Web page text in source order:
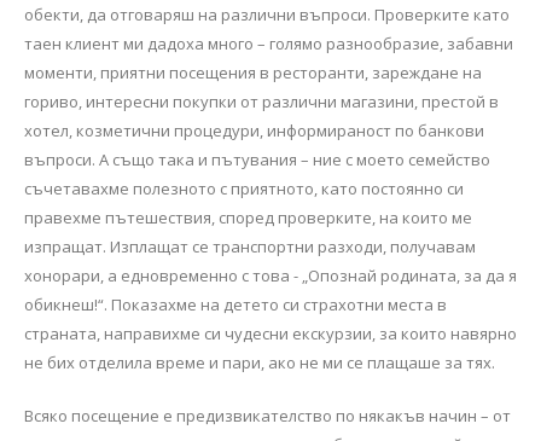
обекти, да отговаряш на различни въпроси. Проверките като
таен клиент ми дадоха много – голямо разнообразие, забавни
моменти, приятни посещения в ресторанти, зареждане на
гориво, интересни покупки от различни магазини, престой в
хотел, козметични процедури, информираност по банкови
въпроси. А също така и пътувания – ние с моето семейство
съчетавахме полезното с приятното, като постоянно си
правехме пътешествия, според проверките, на които ме
изпращат. Изплащат се транспортни разходи, получавам
хонорари, а едновременно с това - „Опознай родината, за да я
обикнеш!“. Показахме на детето си страхотни места в
страната, направихме си чудесни екскурзии, за които навярно
не бих отделила време и пари, ако не ми се плащаше за тях.
Всяко посещение е предизвикателство по някакъв начин – от